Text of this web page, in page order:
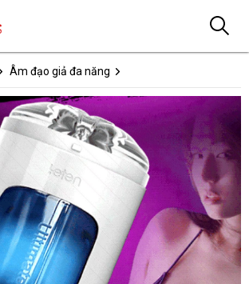
Âm đạo giả đa năng